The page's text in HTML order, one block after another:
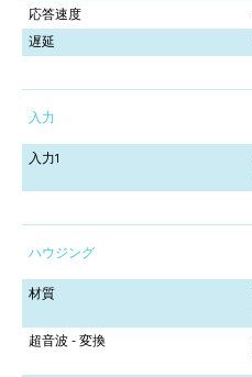
応答速度
遅延
入力
入力1
ハウジング
材質
超音波 - 変換